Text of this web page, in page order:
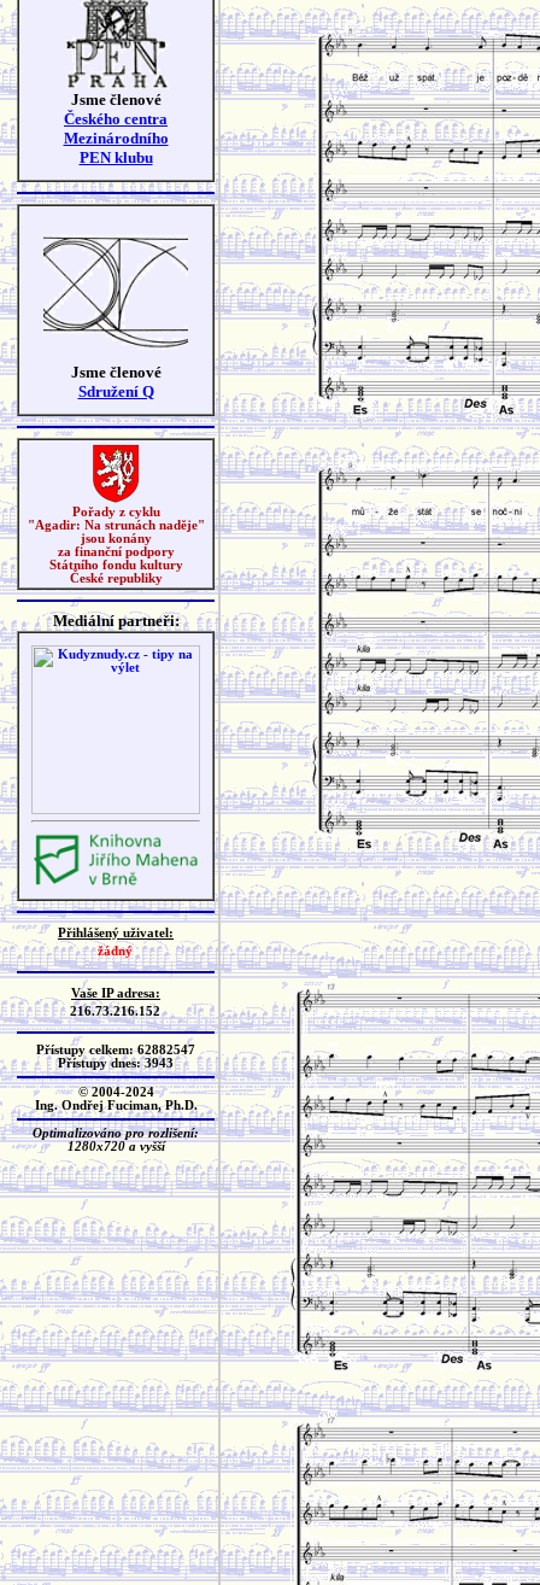
Jsme členové
Českého centra
Mezinárodního
PEN klubu
Jsme členové
Sdružení Q
Pořady z cyklu
"Agadir: Na strunách naděje"
jsou konány
za finanční podpory
Státního fondu kultury
České republiky
Mediální partneři:
Přihlášený uživatel:
žádný
Vaše IP adresa:
216.73.216.152
Přístupy celkem: 62882547
Přístupy dnes: 3943
© 2004-2024
Ing. Ondřej Fuciman, Ph.D.
Optimalizováno pro rozlišení:
1280x720 a vyšší